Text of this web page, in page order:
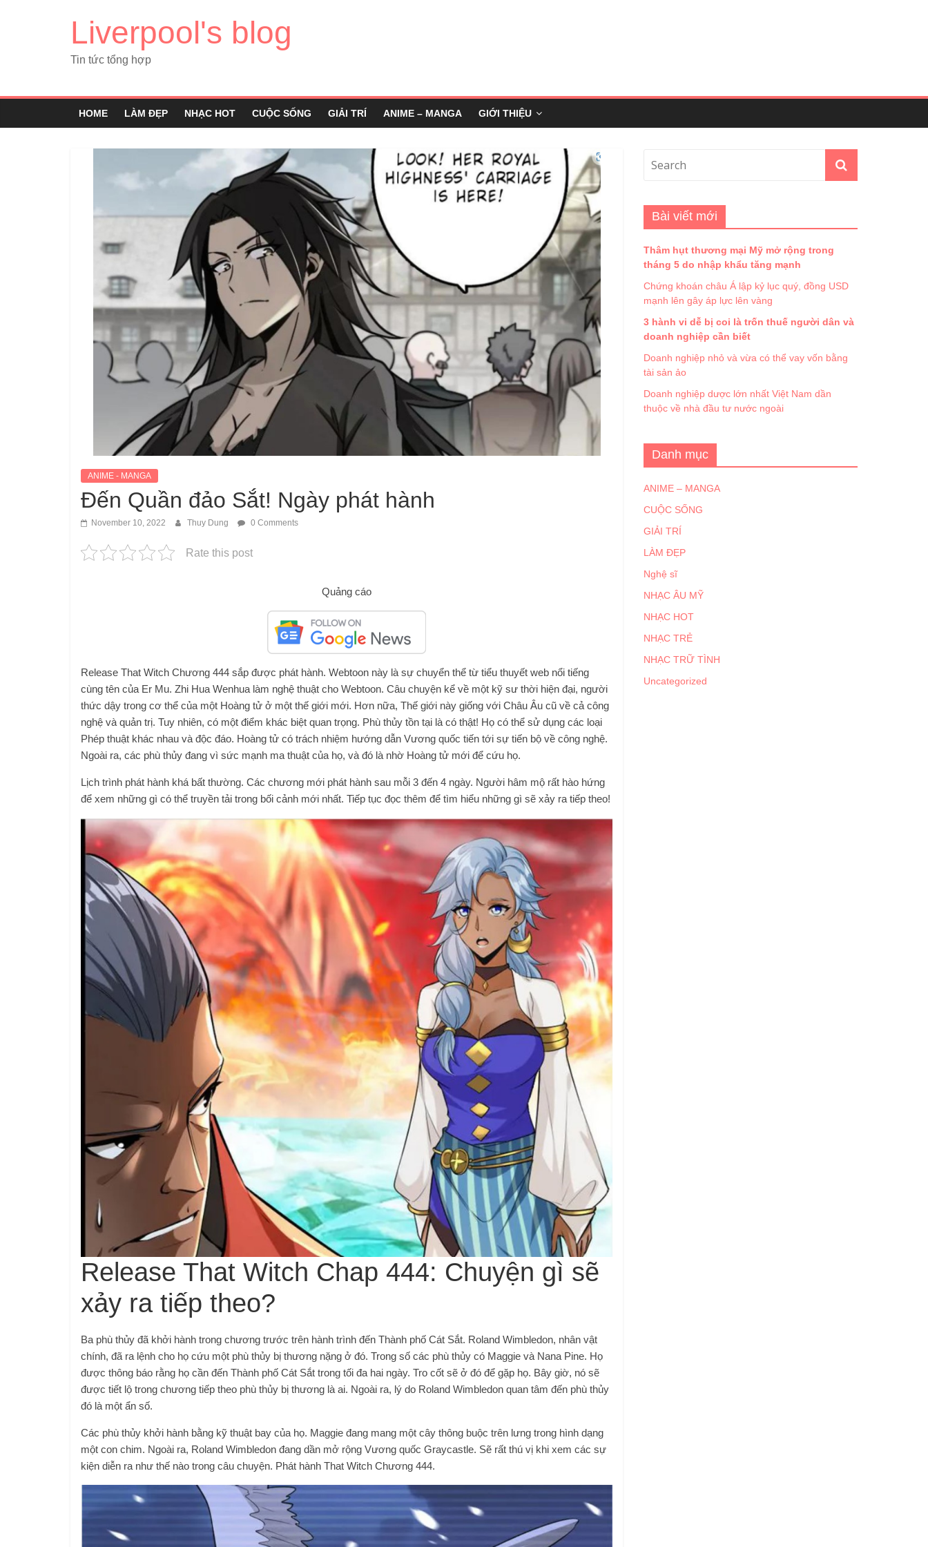
Liverpool's blog
Tin tức tổng hợp
HOME LÀM ĐẸP NHẠC HOT CUỘC SỐNG GIẢI TRÍ ANIME – MANGA GIỚI THIỆU
ANIME - MANGA
Đến Quần đảo Sắt! Ngày phát hành
November 10, 2022 Thuy Dung 0 Comments
Rate this post
Quảng cáo
Release That Witch Chương 444 sắp được phát hành. Webtoon này là sự chuyển thể từ tiểu thuyết web nổi tiếng
cùng tên của Er Mu. Zhi Hua Wenhua làm nghệ thuật cho Webtoon. Câu chuyện kể về một kỹ sư thời hiện đại, người
thức dậy trong cơ thể của một Hoàng tử ở một thế giới mới. Hơn nữa, Thế giới này giống với Châu Âu cũ về cả công
nghệ và quản trị. Tuy nhiên, có một điểm khác biệt quan trọng. Phù thủy tồn tại là có thật! Họ có thể sử dụng các loại
Phép thuật khác nhau và độc đáo. Hoàng tử có trách nhiệm hướng dẫn Vương quốc tiến tới sự tiến bộ về công nghệ.
Ngoài ra, các phù thủy đang vì sức mạnh ma thuật của họ, và đó là nhờ Hoàng tử mới để cứu họ.
Lịch trình phát hành khá bất thường. Các chương mới phát hành sau mỗi 3 đến 4 ngày. Người hâm mộ rất hào hứng
để xem những gì có thể truyền tải trong bối cảnh mới nhất. Tiếp tục đọc thêm để tìm hiểu những gì sẽ xảy ra tiếp theo!
Release That Witch Chap 444: Chuyện gì sẽ
xảy ra tiếp theo?
Ba phù thủy đã khởi hành trong chương trước trên hành trình đến Thành phố Cát Sắt. Roland Wimbledon, nhân vật
chính, đã ra lệnh cho họ cứu một phù thủy bị thương nặng ở đó. Trong số các phù thủy có Maggie và Nana Pine. Họ
được thông báo rằng họ cần đến Thành phố Cát Sắt trong tối đa hai ngày. Tro cốt sẽ ở đó để gặp họ. Bây giờ, nó sẽ
được tiết lộ trong chương tiếp theo phù thủy bị thương là ai. Ngoài ra, lý do Roland Wimbledon quan tâm đến phù thủy
đó là một ẩn số.
Các phù thủy khởi hành bằng kỹ thuật bay của họ. Maggie đang mang một cây thông buộc trên lưng trong hình dạng
một con chim. Ngoài ra, Roland Wimbledon đang dần mở rộng Vương quốc Graycastle. Sẽ rất thú vị khi xem các sự
kiện diễn ra như thế nào trong câu chuyện. Phát hành That Witch Chương 444.
Bài viết mới
Thâm hụt thương mại Mỹ mở rộng trong
tháng 5 do nhập khẩu tăng mạnh
Chứng khoán châu Á lập kỷ lục quý, đồng USD
mạnh lên gây áp lực lên vàng
3 hành vi dễ bị coi là trốn thuế người dân và
doanh nghiệp cần biết
Doanh nghiệp nhỏ và vừa có thể vay vốn bằng
tài sản ảo
Doanh nghiệp dược lớn nhất Việt Nam dần
thuộc về nhà đầu tư nước ngoài
Danh mục
ANIME – MANGA
CUỘC SỐNG
GIẢI TRÍ
LÀM ĐẸP
Nghệ sĩ
NHẠC ÂU MỸ
NHẠC HOT
NHẠC TRẺ
NHẠC TRỮ TÌNH
Uncategorized